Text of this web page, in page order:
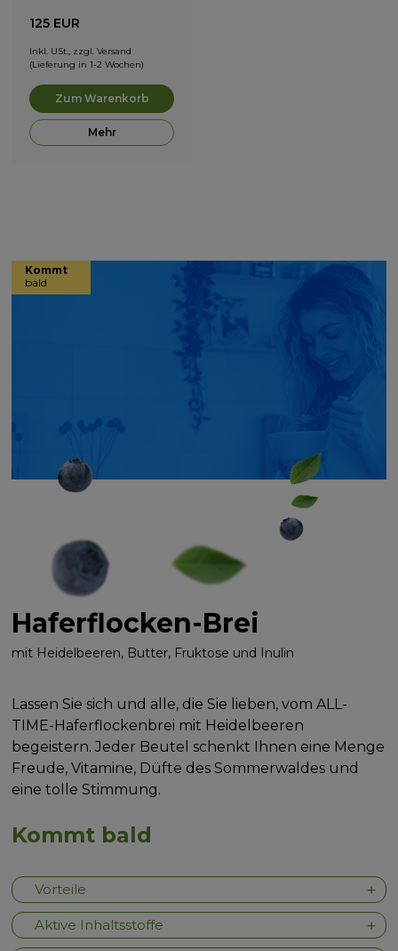
125 EUR
Inkl. USt., zzgl. Versand
(Lieferung in 1-2 Wochen)
Zum Warenkorb
Mehr
Kommt
bald
Haferflocken-Brei
mit Heidelbeeren, Butter, Fruktose und Inulin
Lassen Sie sich und alle, die Sie lieben, vom ALL-
TIME-Haferflockenbrei mit Heidelbeeren
begeistern. Jeder Beutel schenkt Ihnen eine Menge
Freude, Vitamine, Düfte des Sommerwaldes und
eine tolle Stimmung.
Kommt bald
Vorteile
Aktive Inhaltsstoffe